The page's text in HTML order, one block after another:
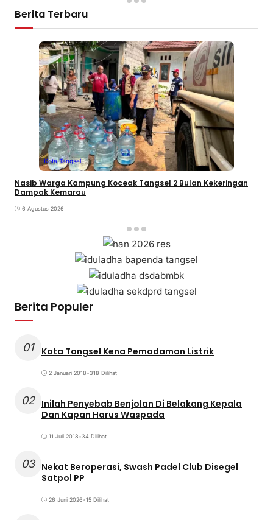
Berita Terbaru
Kota Tangsel
Nasib Warga Kampung Koceak Tangsel 2 Bulan Kekeringan
Dampak Kemarau
6 Agustus 2026
Berita Populer
01 Kota Tangsel Kena Pemadaman Listrik
2 Januari 2018•318 Dilihat
02 Inilah Penyebab Benjolan Di Belakang Kepala
Dan Kapan Harus Waspada
11 Juli 2018•34 Dilihat
03 Nekat Beroperasi, Swash Padel Club Disegel
Satpol PP
26 Juni 2026•15 Dilihat